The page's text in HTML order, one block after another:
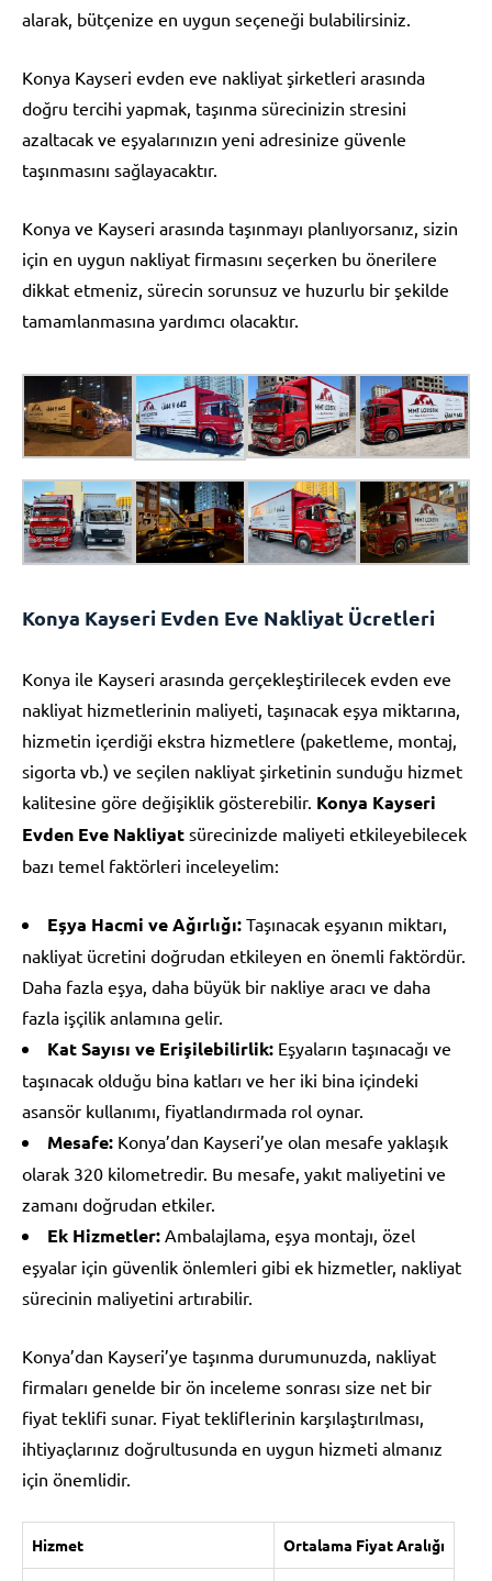
alarak, bütçenize en uygun seçeneği bulabilirsiniz.
Konya Kayseri evden eve nakliyat şirketleri arasında
doğru tercihi yapmak, taşınma sürecinizin stresini
azaltacak ve eşyalarınızın yeni adresinize güvenle
taşınmasını sağlayacaktır.
Konya ve Kayseri arasında taşınmayı planlıyorsanız, sizin
için en uygun nakliyat firmasını seçerken bu önerilere
dikkat etmeniz, sürecin sorunsuz ve huzurlu bir şekilde
tamamlanmasına yardımcı olacaktır.
Konya Kayseri Evden Eve Nakliyat Ücretleri
Konya ile Kayseri arasında gerçekleştirilecek evden eve
nakliyat hizmetlerinin maliyeti, taşınacak eşya miktarına,
hizmetin içerdiği ekstra hizmetlere (paketleme, montaj,
sigorta vb.) ve seçilen nakliyat şirketinin sunduğu hizmet
kalitesine göre değişiklik gösterebilir. Konya Kayseri
Evden Eve Nakliyat sürecinizde maliyeti etkileyebilecek
bazı temel faktörleri inceleyelim:
Eşya Hacmi ve Ağırlığı: Taşınacak eşyanın miktarı,
nakliyat ücretini doğrudan etkileyen en önemli faktördür.
Daha fazla eşya, daha büyük bir nakliye aracı ve daha
fazla işçilik anlamına gelir.
Kat Sayısı ve Erişilebilirlik: Eşyaların taşınacağı ve
taşınacak olduğu bina katları ve her iki bina içindeki
asansör kullanımı, fiyatlandırmada rol oynar.
Mesafe: Konya’dan Kayseri’ye olan mesafe yaklaşık
olarak 320 kilometredir. Bu mesafe, yakıt maliyetini ve
zamanı doğrudan etkiler.
Ek Hizmetler: Ambalajlama, eşya montajı, özel
eşyalar için güvenlik önlemleri gibi ek hizmetler, nakliyat
sürecinin maliyetini artırabilir.
Konya’dan Kayseri’ye taşınma durumunuzda, nakliyat
firmaları genelde bir ön inceleme sonrası size net bir
fiyat teklifi sunar. Fiyat tekliflerinin karşılaştırılması,
ihtiyaçlarınız doğrultusunda en uygun hizmeti almanız
için önemlidir.
Hizmet Ortalama Fiyat Aralığı